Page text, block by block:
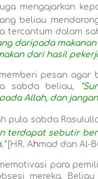
mengajarkan
beliau
tercantum dalam
daripada
dari hasil
pesan agar
sabda beliau,
Allah, dan
pula sabda
terdapat sebutir
[HR. Ahmad dan Al-
para
mereka.